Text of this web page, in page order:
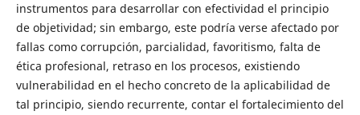
instrumentos para desarrollar con efectividad el principio
de objetividad; sin embargo, este podría verse afectado por
fallas como corrupción, parcialidad, favoritismo, falta de
ética profesional, retraso en los procesos, existiendo
vulnerabilidad en el hecho concreto de la aplicabilidad de
tal principio, siendo recurrente, contar el fortalecimiento del